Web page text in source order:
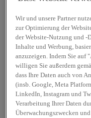
Wir und unsere Partner
zur Optimierung der
der Website-Nutzung und -
Inhalte und Werbung,
anzuzeigen. Indem Sie auf
willigen Sie außerdem
dass Ihre Daten auch von
(insb. Google, Meta
LinkedIn, Instagram und
Verarbeitung Ihrer Daten
Überwachungszwecken